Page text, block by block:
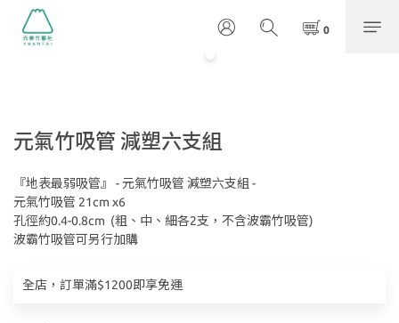
元氣竹吸管 減塑六支組
『地表最弱吸管』 - 元氣竹吸管 減塑六支組 -
元氣竹吸管 21cm x6
孔徑約0.4-0.8cm  (粗、中、細各2支，不含波霸竹吸管)
波霸竹吸管可另行加購
全店，訂單滿$1200即享免運